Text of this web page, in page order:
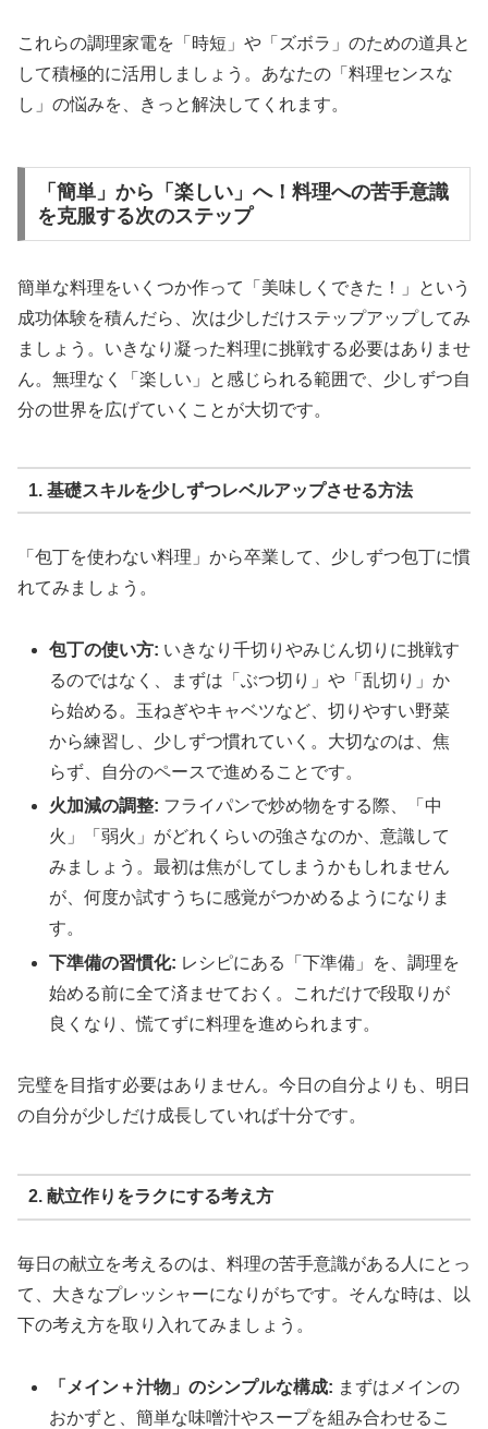
これらの調理家電を「時短」や「ズボラ」のための道具と
して積極的に活用しましょう。あなたの「料理センスな
し」の悩みを、きっと解決してくれます。
「簡単」から「楽しい」へ！料理への苦手意識
を克服する次のステップ
簡単な料理をいくつか作って「美味しくできた！」という
成功体験を積んだら、次は少しだけステップアップしてみ
ましょう。いきなり凝った料理に挑戦する必要はありませ
ん。無理なく「楽しい」と感じられる範囲で、少しずつ自
分の世界を広げていくことが大切です。
1. 基礎スキルを少しずつレベルアップさせる方法
「包丁を使わない料理」から卒業して、少しずつ包丁に慣
れてみましょう。
包丁の使い方: いきなり千切りやみじん切りに挑戦す
るのではなく、まずは「ぶつ切り」や「乱切り」か
ら始める。玉ねぎやキャベツなど、切りやすい野菜
から練習し、少しずつ慣れていく。大切なのは、焦
らず、自分のペースで進めることです。
火加減の調整: フライパンで炒め物をする際、「中
火」「弱火」がどれくらいの強さなのか、意識して
みましょう。最初は焦がしてしまうかもしれません
が、何度か試すうちに感覚がつかめるようになりま
す。
下準備の習慣化: レシピにある「下準備」を、調理を
始める前に全て済ませておく。これだけで段取りが
良くなり、慌てずに料理を進められます。
完璧を目指す必要はありません。今日の自分よりも、明日
の自分が少しだけ成長していれば十分です。
2. 献立作りをラクにする考え方
毎日の献立を考えるのは、料理の苦手意識がある人にとっ
て、大きなプレッシャーになりがちです。そんな時は、以
下の考え方を取り入れてみましょう。
「メイン＋汁物」のシンプルな構成: まずはメインの
おかずと、簡単な味噌汁やスープを組み合わせるこ